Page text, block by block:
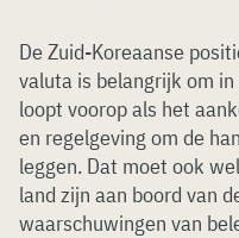
De Zuid-Koreaanse
valuta is belangrijk om
loopt voorop als het
en regelgeving om de
leggen. Dat moet ook
land zijn aan boord van
waarschuwingen van